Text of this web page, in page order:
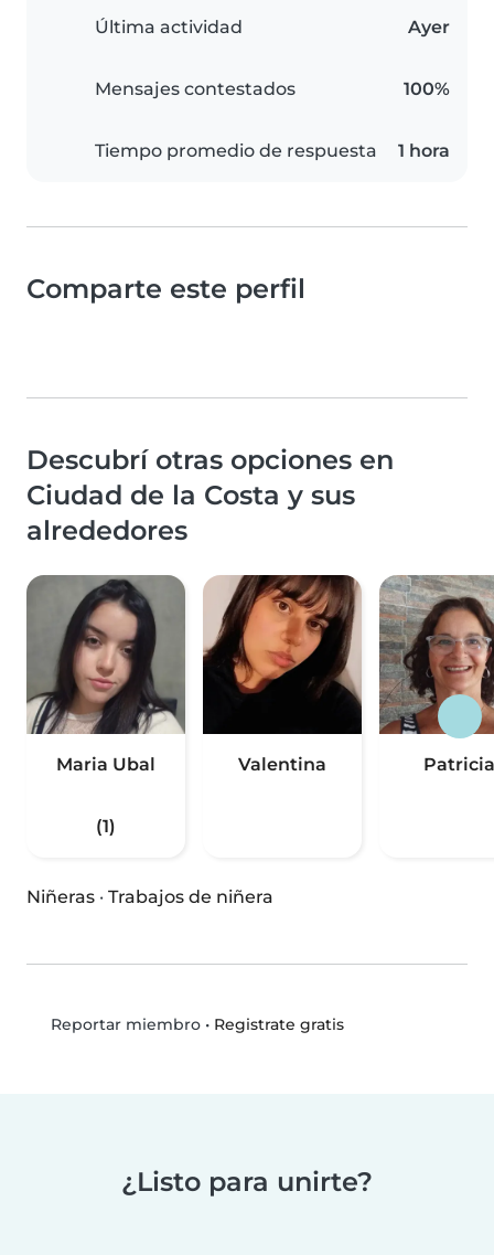
Última actividad Ayer
Mensajes contestados 100%
Tiempo promedio de respuesta 1 hora
Comparte este perfil
Descubrí otras opciones en
Ciudad de la Costa y sus
alrededores
Maria Ubal
(1)
Valentina Patricia
Niñeras · Trabajos de niñera
Reportar miembro• Registrate gratis
¿Listo para unirte?